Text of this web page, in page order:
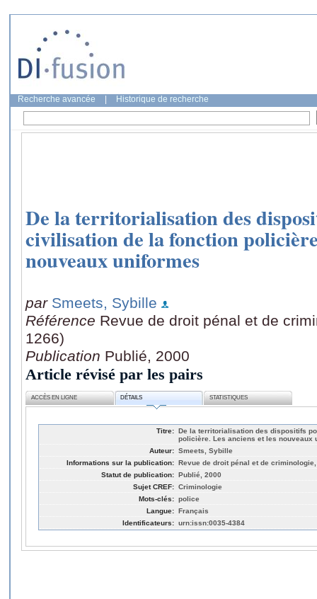
Recherche avancée Historique de recherche
De la territorialisation des
civilisation de la fonction
nouveaux uniformes
par Smeets, Sybille
Référence Revue de droit pénal et de
1266)
Publication Publié, 2000
Article révisé par les pairs
ACCÈS EN LIGNE DÉTAILS STATISTIQUES
Titre: De la territorialisation des dispositifs
policière. Les anciens et les nouveaux
Auteur: Smeets, Sybille
Informations sur la publication: Revue de droit pénal et de
Statut de publication: Publié, 2000
Sujet CREF: Criminologie
Mots-clés: police
Langue: Français
Identificateurs: urn:issn:0035-4384